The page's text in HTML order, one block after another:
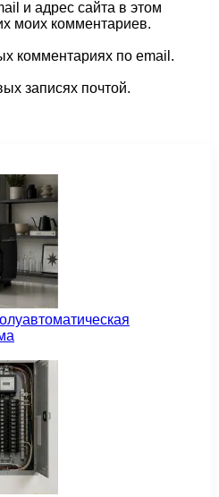
и адрес сайта в этом
моих комментариев.
комментариях по email.
записях почтой.